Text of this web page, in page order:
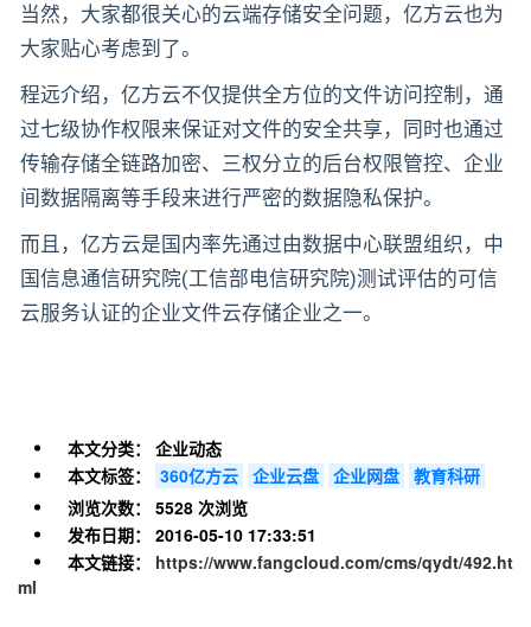
当然，大家都很关心的云端存储安全问题，亿方云也为
大家贴心考虑到了。
程远介绍，亿方云不仅提供全方位的文件访问控制，通
过七级协作权限来保证对文件的安全共享，同时也通过
传输存储全链路加密、三权分立的后台权限管控、企业
间数据隔离等手段来进行严密的数据隐私保护。
而且，亿方云是国内率先通过由数据中心联盟组织，中
国信息通信研究院(工信部电信研究院)测试评估的可信
云服务认证的企业文件云存储企业之一。
本文分类：
企业动态
本文标签：
360亿方云 企业云盘 企业网盘 教育科研
浏览次数：
5528 次浏览
发布日期：
2016-05-10 17:33:51
本文链接：
https://www.fangcloud.com/cms/qydt/492.ht
ml